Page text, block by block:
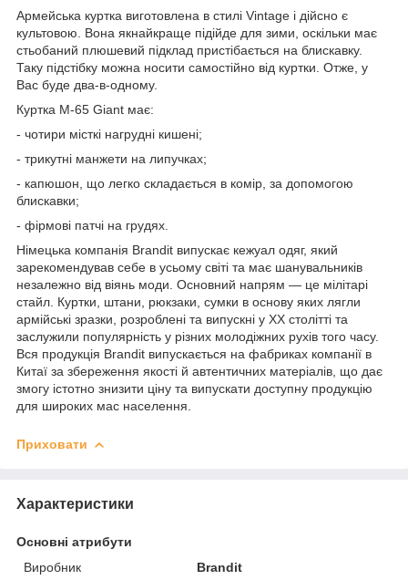
Армейська куртка виготовлена в стилі Vintage і дійсно є
культовою. Вона якнайкраще підійде для зими, оскільки має
стьобаний плюшевий підклад пристібається на блискавку.
Таку підстібку можна носити самостійно від куртки. Отже, у
Вас буде два-в-одному.
Куртка M-65 Giant має:
- чотири місткі нагрудні кишені;
- трикутні манжети на липучках;
- капюшон, що легко складається в комір, за допомогою
блискавки;
- фірмові патчі на грудях.
Німецька компанія Brandit випускає кежуал одяг, який
зарекомендував себе в усьому світі та має шанувальників
незалежно від віянь моди. Основний напрям — це мілітарі
стайл. Куртки, штани, рюкзаки, сумки в основу яких лягли
армійські зразки, розроблені та випускні у XX столітті та
заслужили популярність у різних молодіжних рухів того часу.
Вся продукція Brandit випускається на фабриках компанії в
Китаї за збереження якості й автентичних матеріалів, що дає
змогу істотно знизити ціну та випускати доступну продукцію
для широких мас населення.
Приховати
Характеристики
Основні атрибути
Виробник
Brandit